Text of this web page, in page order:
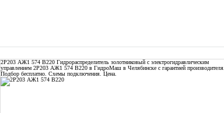
2Р203 АЖ1 574 В220 Гидрораспределитель золотниковый с электрогидравлическим
управлением 2Р203 АЖ1 574 В220 в ГидроМаш в Челябинске с гарантией производителя.
Подбор бесплатно. Схемы подключения. Цена.